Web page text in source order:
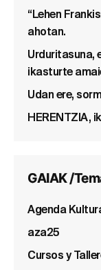
“Lehen
ahotan.
Urduritasuna,
ikasturte
Udan ere,
HERENTZIA,
GAIAK /
Agenda
aza25
Cursos y